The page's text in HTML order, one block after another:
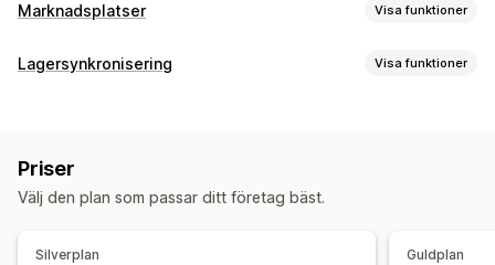
Marknadsplatser Visa funktioner
Hantering av listning
Orderhantering
Enhetlig instrumentpanel
Lagersynkronisering Visa funktioner
Streckkoder
Realtid Schemalagda Anpassad
Priser
Välj den plan som passar ditt företag bäst.
Silverplan Guldplan